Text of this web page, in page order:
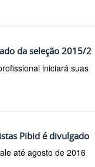
da seleção 2015/2
iniciará suas
Pibid é divulgado
até agosto de 2016